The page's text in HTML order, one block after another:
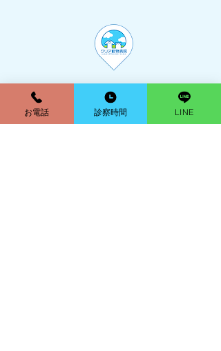
お電話 診察時間 LINE